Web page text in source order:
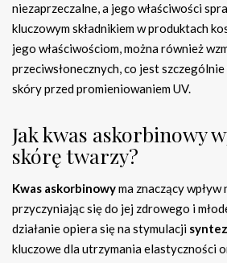
niezaprzeczalne, a jego właściwości
kluczowym składnikiem w produktach
jego właściwościom, można również
przeciwsłonecznych, co jest
skóry przed promieniowaniem UV.
Jak kwas askorbinowy
skórę twarzy?
Kwas askorbinowyma znaczący
przyczyniając się do jej zdrowego i
działanie opiera się na stymulacji
kluczowe dla utrzymania elastyczności